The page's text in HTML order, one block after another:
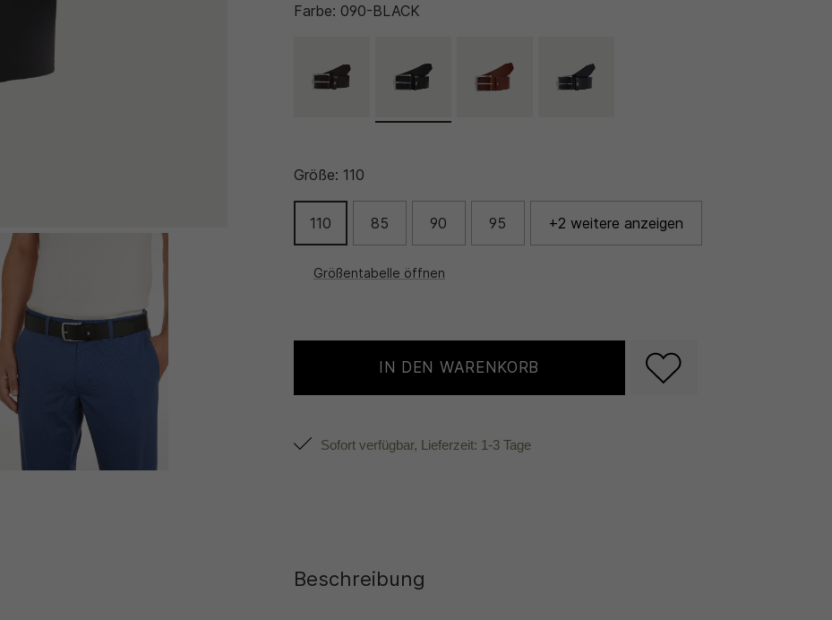
Farbe: 090-BLACK
Größe: 110
110 85 90 95 +2 weitere anzeigen
Größentabelle öffnen
IN DEN WARENKORB
Sofort verfügbar, Lieferzeit: 1-3 Tage
Beschreibung